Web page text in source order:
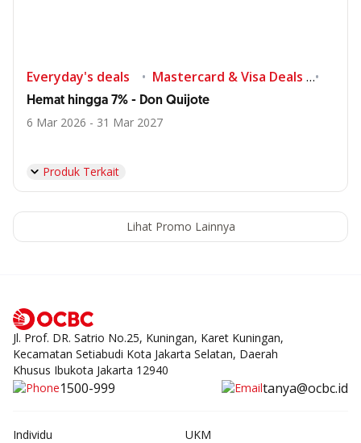
Everyday's deals Mastercard & Visa Deals
Hemat hingga 7% - Don Quijote
6 Mar 2026 - 31 Mar 2027
Produk Terkait
Lihat Promo Lainnya
Spesial Untuk Anda
Memastikan Anda selalu jadi yang utama dengan layanan dan
Daftar Premier Banking
Jl. Prof. DR. Satrio No.25, Kuningan, Karet Kuningan,
Kecamatan Setiabudi Kota Jakarta Selatan, Daerah
Khusus Ibukota Jakarta 12940
1500-999 tanya@ocbc.id
Individu
UKM